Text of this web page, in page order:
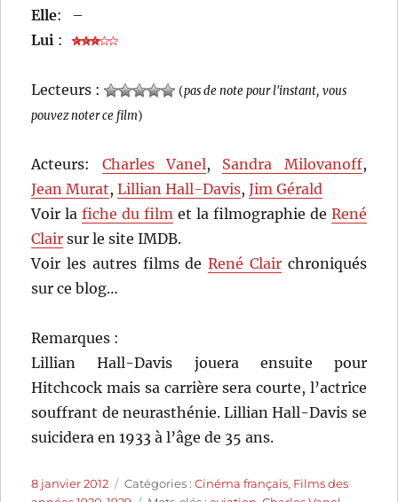
Elle:
–
Lui :
Lecteurs : (pas de note pour l'instant, vous
pouvez noter ce film)
Acteurs: Charles Vanel, Sandra Milovanoff,
Jean Murat,Lillian Hall-Davis,Jim Gérald
Voir lafiche du film et la filmographie de René
Clair sur le site IMDB.
Voir les autres films deRené Clairchroniqués
sur ce blog…
Remarques :
Lillian Hall-Davis jouera ensuite pour
Hitchcock mais sa carrière sera courte, l’actrice
souffrant de neurasthénie. Lillian Hall-Davis se
suicidera en 1933 à l’âge de 35 ans.
Publié
8 janvier 2012 Catégories
Catégories :Cinéma français, Films des